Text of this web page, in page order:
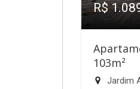
R$
103m²
Jardim